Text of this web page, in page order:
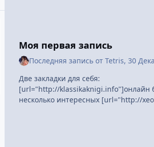
Моя первая запись
Последняя запись от Tetris, 30
Две закладки для себя:
[url="http://klassikaknigi.info"]онлайн
несколько интересных [url="http://